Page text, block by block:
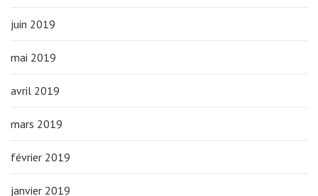
juin 2019
mai 2019
avril 2019
mars 2019
février 2019
janvier 2019